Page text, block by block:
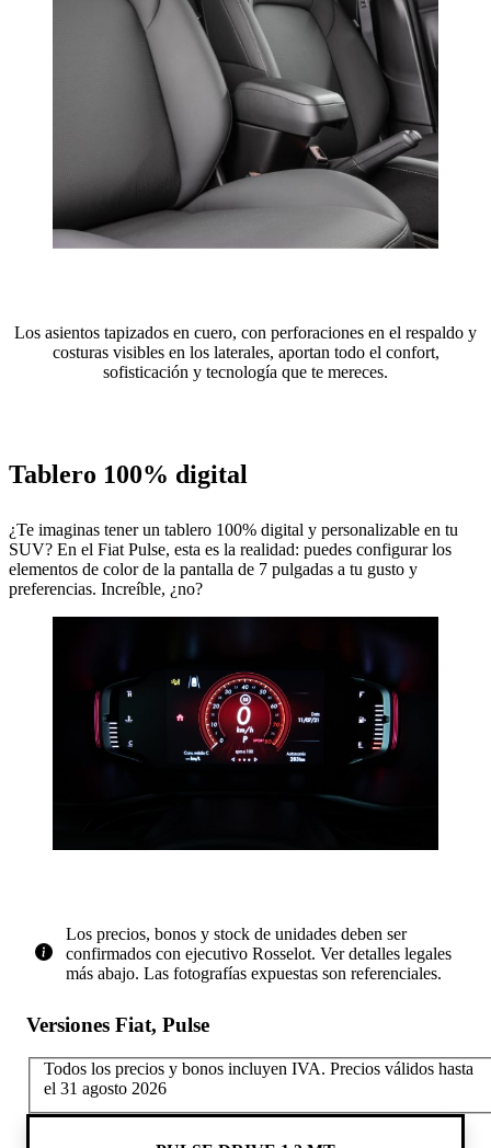
Los asientos tapizados en cuero, con perforaciones en el respaldo y
costuras visibles en los laterales, aportan todo el confort,
sofisticación y tecnología que te mereces.
Tablero 100% digital
¿Te imaginas tener un tablero 100% digital y personalizable en tu
SUV? En el Fiat Pulse, esta es la realidad: puedes configurar los
elementos de color de la pantalla de 7 pulgadas a tu gusto y
preferencias. Increíble, ¿no?
Los precios, bonos y stock de unidades deben ser
confirmados con ejecutivo Rosselot. Ver detalles legales
más abajo. Las fotografías expuestas son referenciales.
Versiones Fiat, Pulse
Todos los precios y bonos incluyen IVA. Precios válidos hasta
el 31 agosto 2026